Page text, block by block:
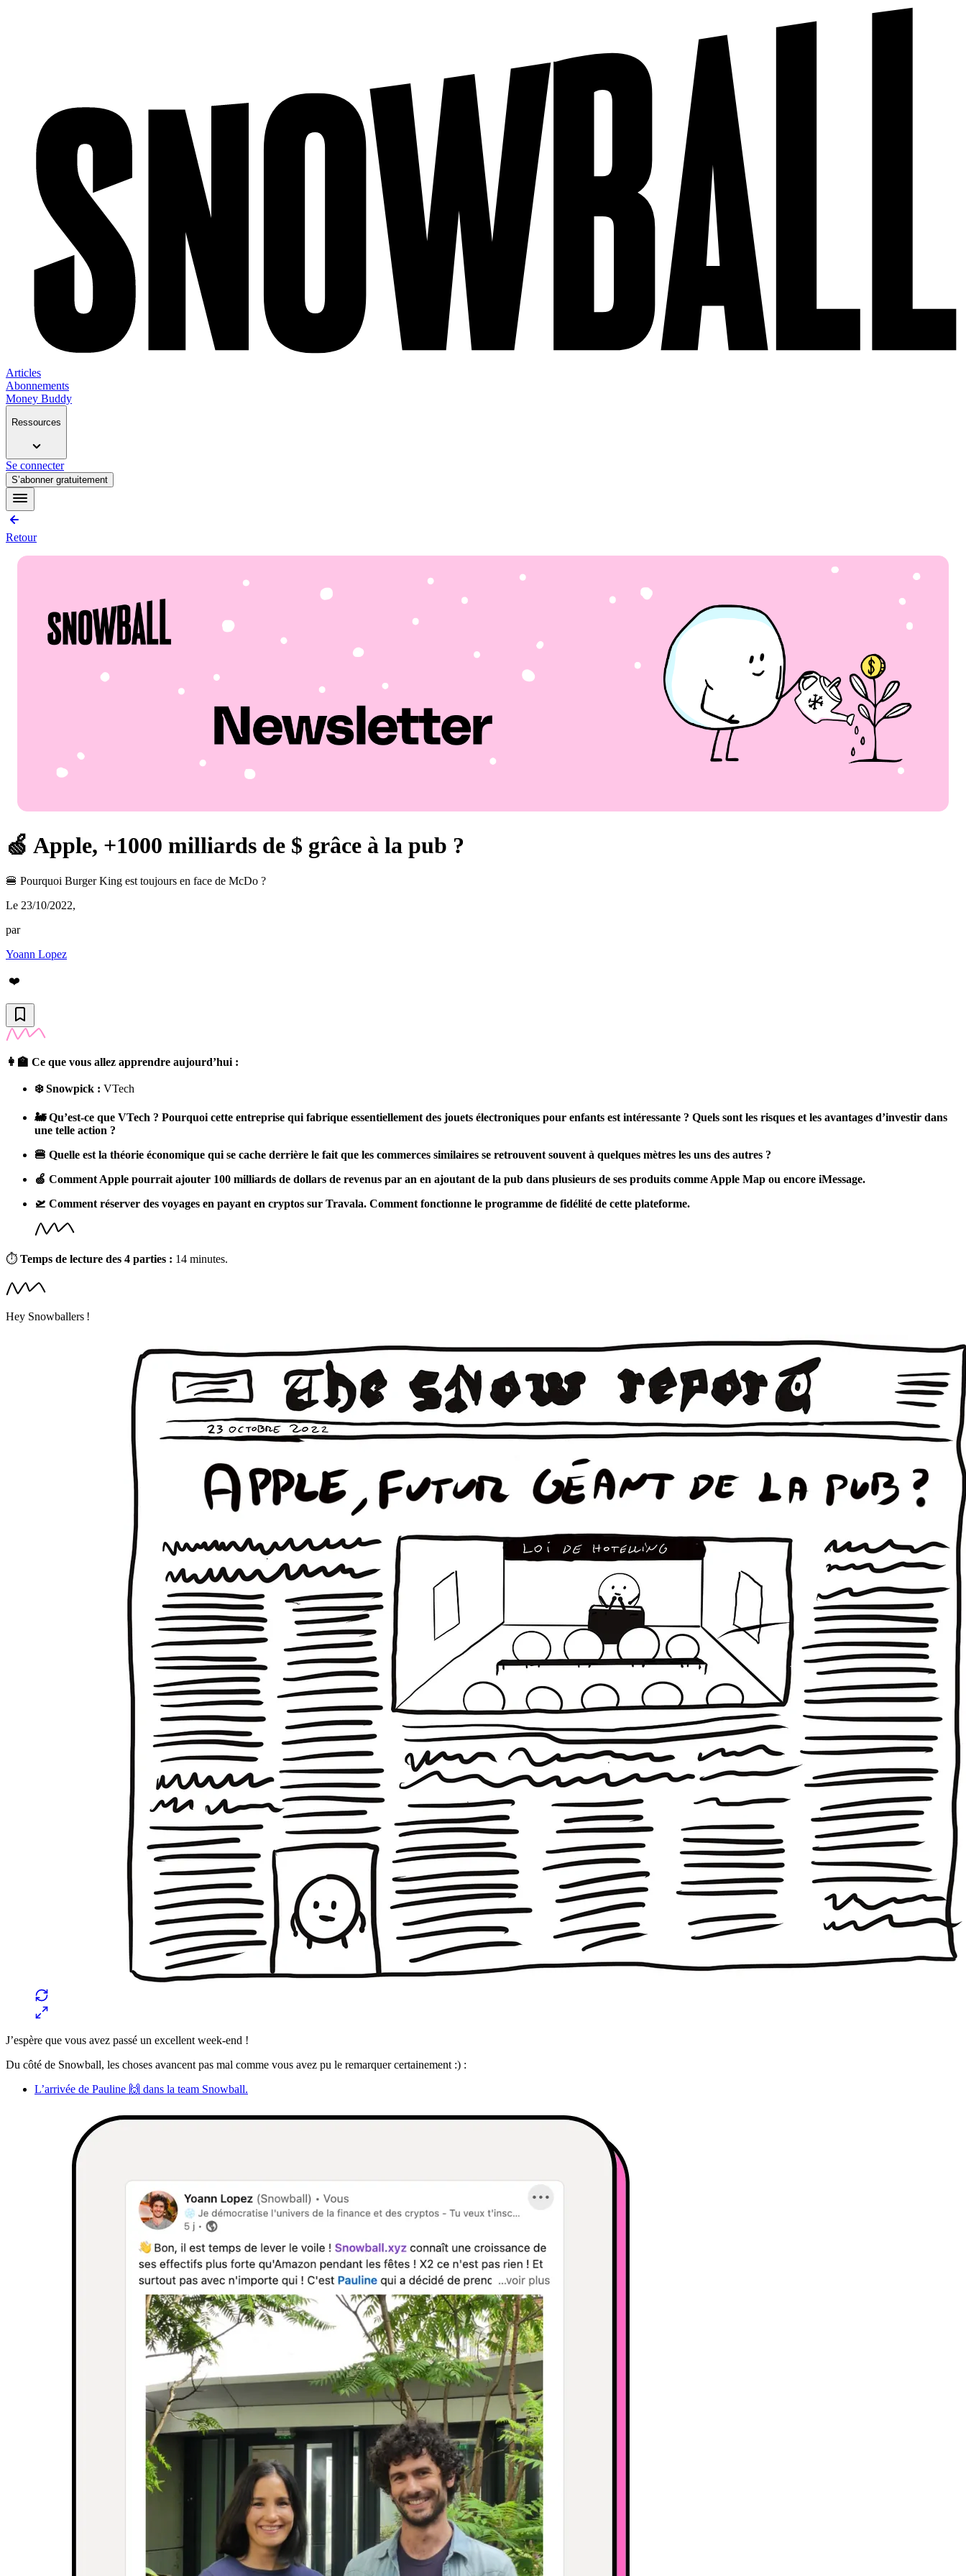
Articles
Abonnements
Money Buddy
Ressources
Se connecter
S’abonner gratuitement
Retour
🍏 Apple, +1000 milliards de $ grâce à la pub ?
🍔 Pourquoi Burger King est toujours en face de McDo ?
Le 23/10/2022,
par
Yoann Lopez
❤️
👩‍🏫 Ce que vous allez apprendre aujourd’hui :
❄️ Snowpick : VTech
🚂 Qu’est-ce que VTech ? Pourquoi cette entreprise qui fabrique essentiellement des jouets électroniques pour enfants est intéressante ? Quels sont les risques et les avantages d’investir dans
une telle action ?
🍔 Quelle est la théorie économique qui se cache derrière le fait que les commerces similaires se retrouvent souvent à quelques mètres les uns des autres ?
🍏 Comment Apple pourrait ajouter 100 milliards de dollars de revenus par an en ajoutant de la pub dans plusieurs de ses produits comme Apple Map ou encore iMessage.
🛫 Comment réserver des voyages en payant en cryptos sur Travala. Comment fonctionne le programme de fidélité de cette plateforme.
⏱ Temps de lecture des 4 parties : 14 minutes.
Hey Snowballers !
J’espère que vous avez passé un excellent week-end !
Du côté de Snowball, les choses avancent pas mal comme vous avez pu le remarquer certainement :) :
L’arrivée de Pauline 🙌 dans la team Snowball.